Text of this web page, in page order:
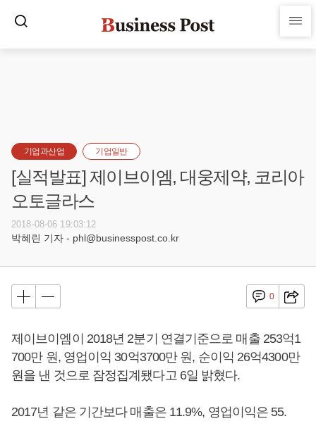
기업과산업 기업일반
[실적발표] 제이브이엠, 대웅제약, 코리아
오토글라스
2018-08-06 19:03:12
박혜린 기자 - phl@businesspost.co.kr
0
제이브이엠이 2018년 2분기 연결기준으로 매출 253억1
700만 원, 영업이익 30억3700만 원, 순이익 26억4300만
원을 낸 것으로 잠정집계됐다고 6일 밝혔다.
2017년 같은 기간보다 매출은 11.9%, 영업이익은 55.